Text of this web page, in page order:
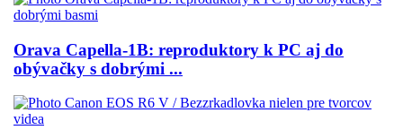
Orava Capella-1B: reproduktory k PC aj do
obývačky s dobrými ...